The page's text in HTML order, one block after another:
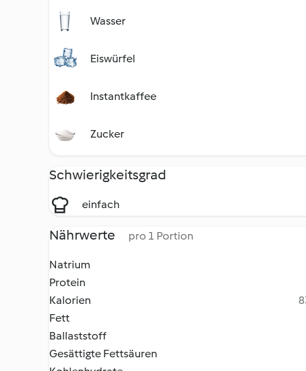
Wasser
Eiswürfel
Instantkaffee
Zucker
Schwierigkeitsgrad
einfach
Nährwerte pro 1 Portion
Natrium
Protein
Kalorien
Fett
Ballaststoff
Gesättigte Fettsäuren